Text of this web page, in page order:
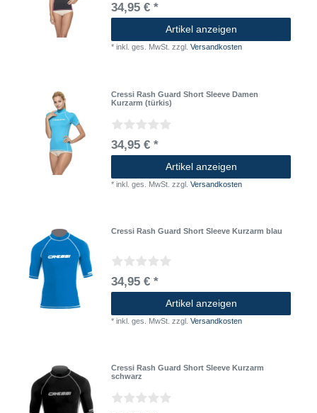
34,95 € *
Artikel anzeigen
*inkl. ges. MwSt. zzgl.Versandkosten
Cressi Rash Guard Short Sleeve Damen
Kurzarm (türkis)
34,95 € *
Artikel anzeigen
*inkl. ges. MwSt. zzgl.Versandkosten
Cressi Rash Guard Short Sleeve Kurzarm blau
34,95 € *
Artikel anzeigen
*inkl. ges. MwSt. zzgl.Versandkosten
Cressi Rash Guard Short Sleeve Kurzarm
schwarz